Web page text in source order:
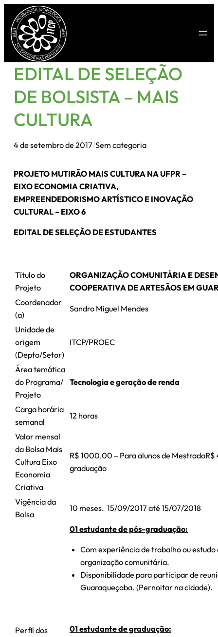
Pular
para
conteúdo
EDITAL DE SELEÇÃO
DE BOLSISTA – MAIS
CULTURA
4 de setembro de 2017/Sem categoria
PROJETO MUTIRÃO MAIS CULTURA NA UFPR –
EIXO ECONOMIA CRIATIVA,
EMPREENDEDORISMO ARTÍSTICO E INOVAÇÃO
CULTURAL – EIXO 6
EDITAL DE SELEÇÃO DE ESTUDANTES
Título do
Projeto
ORGANIZAÇÃO COMUNITÁRIA E
COOPERATIVA DE ARTESÃOS EM
Coordenador
(a)
Sandro Miguel Mendes
Unidade de
origem
(Depto/Setor)
ITCP/PROEC
Área temática
do Programa/
Projeto
Tecnologia e geração de renda
Carga horária
semanal
12 horas
Valor mensal
da Bolsa Mais
Cultura Eixo
Economia
Criativa
R$ 1000,00 – Para alunos de
graduação
Vigência da
Bolsa
10 meses. 15/09/2017 até 15/07/2018
Perfil dos
01 estudante de pós-graduação:
Com experiência de trabalho ou
organização comunitária.
Disponibilidade para participar de
Guaraqueçaba. (Pernoitar na cidade).
01 estudante de graduação: